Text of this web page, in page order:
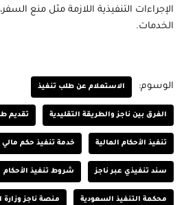
الإجراءات التنفيذية اللازمة مثل منع
الخدمات.
الوسوم: الاستعلام عن طلب تنفيذ
الفرق بين ناجز والطريقة التقليدية تقديم
تنفيذ الأحكام المالية خدمة تنفيذ حكم مالي
سند تنفيذي عبر ناجز شروط تنفيذ الأحكام
محكمة التنفيذ السعودية منصة ناجز وزارة